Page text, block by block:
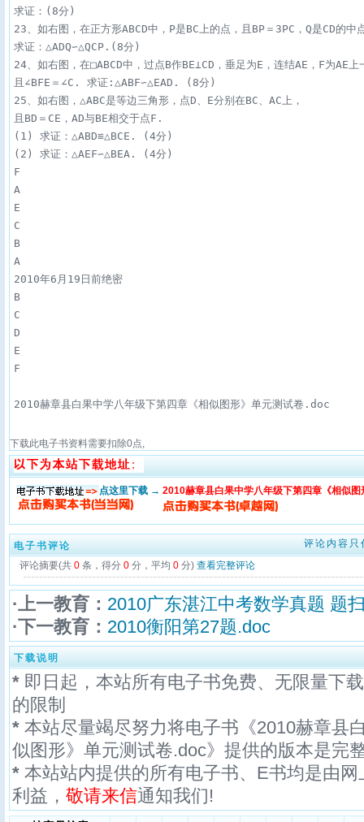
求证：(8分)
23、如右图，在正方形ABCD中，P是BC上的点，且BP＝3PC，Q是CD的
求证：△ADQ∽△QCP.(8分)
24、如右图，在□ABCD中，过点B作BE⊥CD，垂足为E，连结AE，F为AE上
且∠BFE＝∠C. 求证:△ABF∽△EAD. (8分)
25、如右图，△ABC是等边三角形，点D、E分别在BC、AC上，
且BD＝CE，AD与BE相交于点F.
(1) 求证：△ABD≌△BCE. (4分)
(2) 求证：△AEF∽△BEA. (4分)
F
A
E
C
B
A
2010年6月19日前绝密
B
C
D
E
2010赫章县白果中学八年级下第四章《相似图形》单元测试卷.doc
下载此电子书资料需要扣除0点,
点这里下载 → 2010赫章县白果中学八年级下第四章《相似
电子书评论
评论内容只
评论摘要(共 0 条，得分 0 分，平均 0 分) 查看完整评论
·上一教育： 2010广东湛江中考数学真题 题
·下一教育： 2010衡阳第27题.doc
下载说明
* 即日起，本站所有电子书免费、无限量下
的限制
* 本站尽量竭尽努力将电子书《2010赫章县
似图形》单元测试卷.doc》提供的版本是完
* 本站站内提供的所有电子书、E书均是由
利益， 敬请来信通知我们!